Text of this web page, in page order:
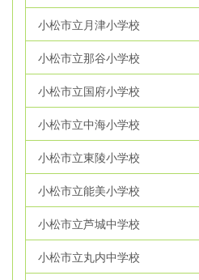
小松市立月津小学校
小松市立那谷小学校
小松市立国府小学校
小松市立中海小学校
小松市立東陵小学校
小松市立能美小学校
小松市立芦城中学校
小松市立丸内中学校